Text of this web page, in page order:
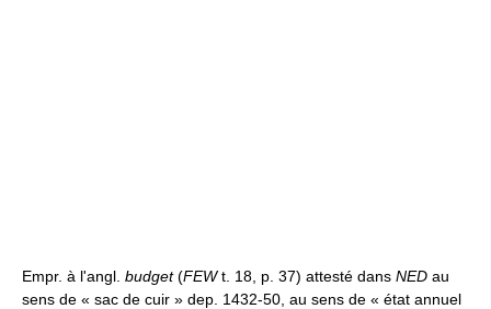
Empr. à l'angl. budget(FEWt. 18, p. 37) attesté dans NED au
sens de « sac de cuir » dep. 1432-50, au sens de « état annuel